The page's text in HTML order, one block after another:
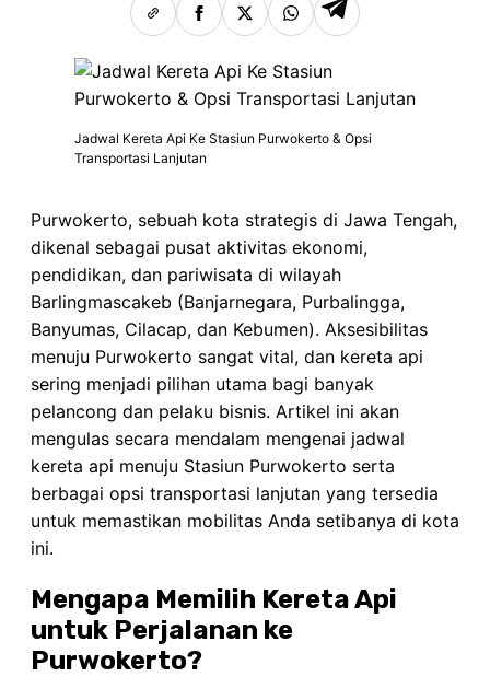
Jadwal Kereta Api Ke Stasiun Purwokerto & Opsi
Transportasi Lanjutan
Purwokerto, sebuah kota strategis di Jawa Tengah,
dikenal sebagai pusat aktivitas ekonomi,
pendidikan, dan pariwisata di wilayah
Barlingmascakeb (Banjarnegara, Purbalingga,
Banyumas, Cilacap, dan Kebumen). Aksesibilitas
menuju Purwokerto sangat vital, dan kereta api
sering menjadi pilihan utama bagi banyak
pelancong dan pelaku bisnis. Artikel ini akan
mengulas secara mendalam mengenai jadwal
kereta api menuju Stasiun Purwokerto serta
berbagai opsi transportasi lanjutan yang tersedia
untuk memastikan mobilitas Anda setibanya di kota
ini.
Mengapa Memilih Kereta Api
untuk Perjalanan ke
Purwokerto?